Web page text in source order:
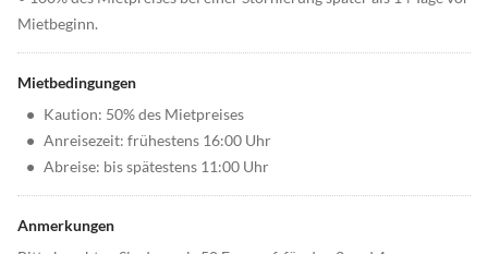
Mietbeginn.
Mietbedingungen
• Kaution: 50% des Mietpreises
• Anreisezeit: frühestens 16:00 Uhr
• Abreise: bis spätestens 11:00 Uhr
Anmerkungen